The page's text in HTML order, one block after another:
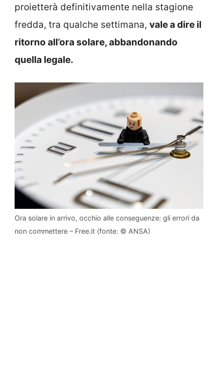
proietterà definitivamente nella stagione
fredda, tra qualche settimana, vale a dire il
ritorno all’ora solare, abbandonando
quella legale.
Ora solare in arrivo, occhio alle conseguenze: gli errori da
non commettere – Free.it (fonte: © ANSA)